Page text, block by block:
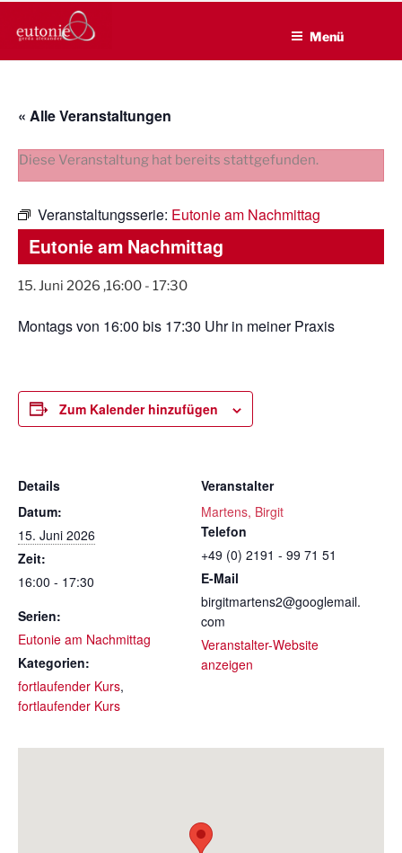
Inhalt
EUTONIE.DE
Lebensbalance durch körperliche Selbsterfahrung
Menü
« Alle Veranstaltungen
Diese Veranstaltung hat bereits stattgefunden.
Veranstaltungsserie: Eutonie am Nachmittag
Eutonie am Nachmittag
15. Juni 2026 ,16:00 - 17:30
Montags von 16:00 bis 17:30 Uhr in meiner Praxis
Zum Kalender hinzufügen
Details
Datum:
15. Juni 2026
Zeit:
16:00 - 17:30
Serien:
Eutonie am Nachmittag
Kategorien:
fortlaufender Kurs,
fortlaufender Kurs
Veranstalter
Martens, Birgit
Telefon
+49 (0) 2191 - 99 71 51
E-Mail
birgitmartens2@googlemail.
com
Veranstalter-Website
anzeigen